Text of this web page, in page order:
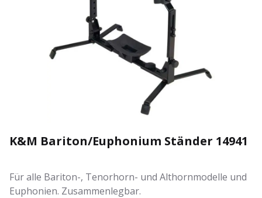
K&M Bariton/Euphonium Ständer 14941
Für alle Bariton-, Tenorhorn- und Althornmodelle und
Euphonien. Zusammenlegbar.